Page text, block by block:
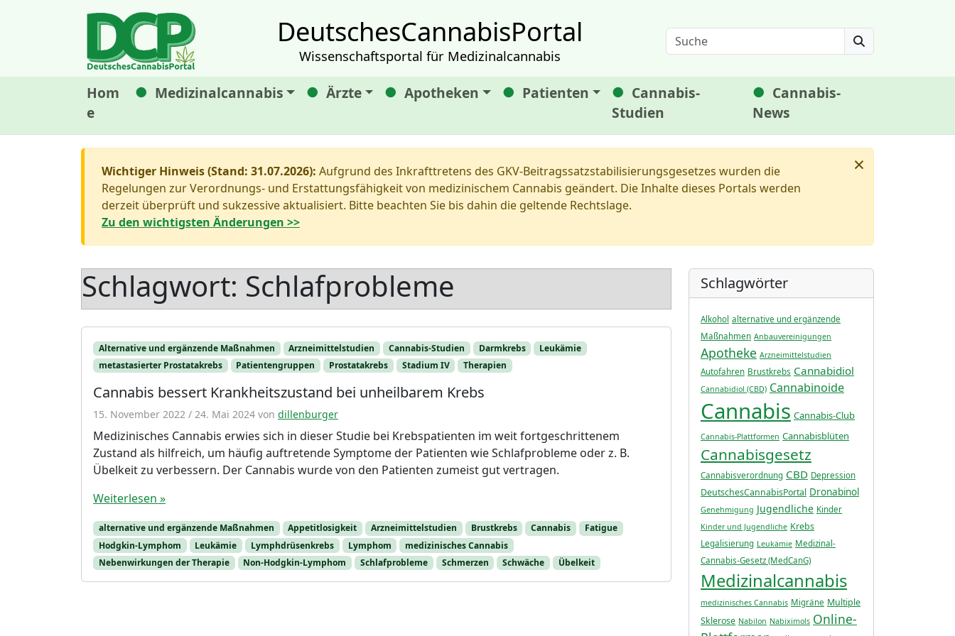
DeutschesCannabisPortal
Wissenschaftsportal für Medizinalcannabis Search
Hom
e
Medizinalcannabis Ärzte Apotheken Patienten
Cannabis-
Studien
Cannabis-
News
×
Wichtiger Hinweis (Stand: 31.07.2026): Aufgrund des Inkrafttretens des GKV-Beitragssatzstabilisierungsgesetzes wurden die
Regelungen zur Verordnungs- und Erstattungsfähigkeit von medizinischem Cannabis geändert. Die Inhalte dieses Portals werden
derzeit überprüft und sukzessive aktualisiert. Bitte beachten Sie bis dahin die geltende Rechtslage.
Zu den wichtigsten Änderungen >>
Schlagwort: Schlafprobleme
Alternative und ergänzende Maßnahmen Arzneimittelstudien Cannabis-Studien Darmkrebs
Leukämie
metastasierter Prostatakrebs
Patientengruppen Prostatakrebs Stadium IV Therapien
Cannabis bessert Krankheitszustand bei unheilbarem Krebs
15. November 2022 / 24. Mai 2024 von dillenburger
Medizinisches Cannabis erwies sich in dieser Studie bei Krebspatienten im weit fortgeschrittenem
Zustand als hilfreich, um häufig auftretende Symptome der Patienten wie Schlafprobleme oder z. B.
Übelkeit zu verbessern. Der Cannabis wurde von den Patienten zumeist gut vertragen.
Weiterlesen »
alternative und ergänzende Maßnahmen Appetitlosigkeit Arzneimittelstudien Brustkrebs Cannabis
Fatigue
Hodgkin-Lymphom
Leukämie Lymphdrüsenkrebs Lymphom
medizinisches Cannabis
Nebenwirkungen der Therapie
Non-Hodgkin-Lymphom Schlafprobleme Schmerzen Schwäche Übelkeit
Schlagwörter
Alkohol alternative und ergänzende
Maßnahmen Anbauvereinigungen
Apotheke Arzneimittelstudien
Autofahren Brustkrebs Cannabidiol
Cannabidiol (CBD) Cannabinoide
Cannabis Cannabis-Club
Cannabis-Plattformen Cannabisblüten
Cannabisgesetz
Cannabisverordnung CBD Depression
DeutschesCannabisPortal Dronabinol
Genehmigung Jugendliche Kinder
Kinder und Jugendliche Krebs
Legalisierung Leukämie Medizinal-
Cannabis-Gesetz (MedCanG)
Medizinalcannabis
medizinisches Cannabis Migräne Multiple
Sklerose Nabilon Nabiximols Online-